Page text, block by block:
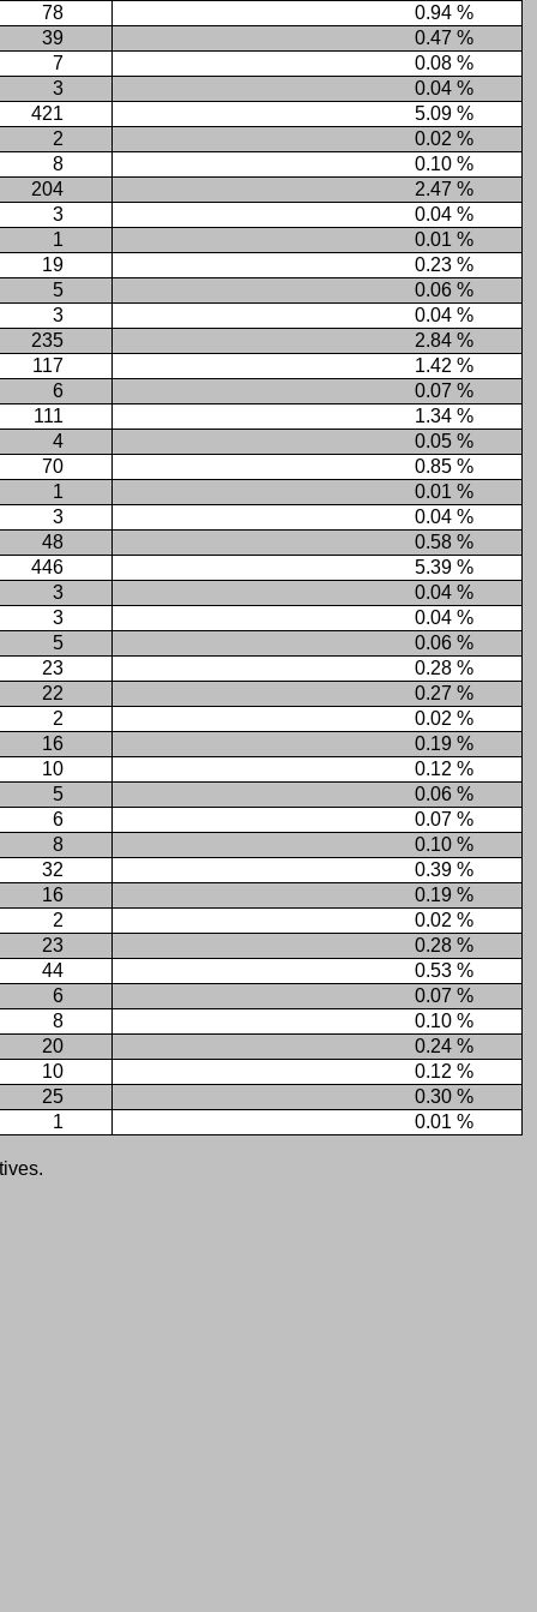
78
0.94 %
39
0.47 %
7
0.08 %
3
0.04 %
421
5.09 %
2
0.02 %
8
0.10 %
204
2.47 %
3
0.04 %
1
0.01 %
19
0.23 %
5
0.06 %
3
0.04 %
235
2.84 %
117
1.42 %
6
0.07 %
111
1.34 %
4
0.05 %
70
0.85 %
1
0.01 %
3
0.04 %
48
0.58 %
446
5.39 %
3
0.04 %
3
0.04 %
5
0.06 %
23
0.28 %
22
0.27 %
2
0.02 %
16
0.19 %
10
0.12 %
5
0.06 %
6
0.07 %
8
0.10 %
32
0.39 %
16
0.19 %
2
0.02 %
23
0.28 %
44
0.53 %
6
0.07 %
8
0.10 %
20
0.24 %
10
0.12 %
25
0.30 %
1
0.01 %